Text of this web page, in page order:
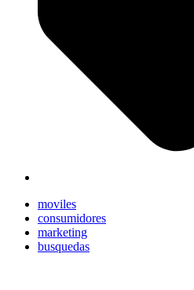
moviles
consumidores
marketing
busquedas